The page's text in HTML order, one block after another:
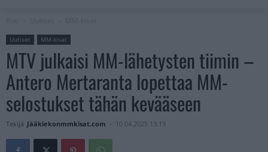
Uutiset MM-kisat
MTV julkaisi MM-lähetysten tiimin –
Antero Mertaranta lopettaa MM-
selostukset tähän kevääseen
Tekijä Jääkiekonmmkisat.com - 10.04.2025 13:19